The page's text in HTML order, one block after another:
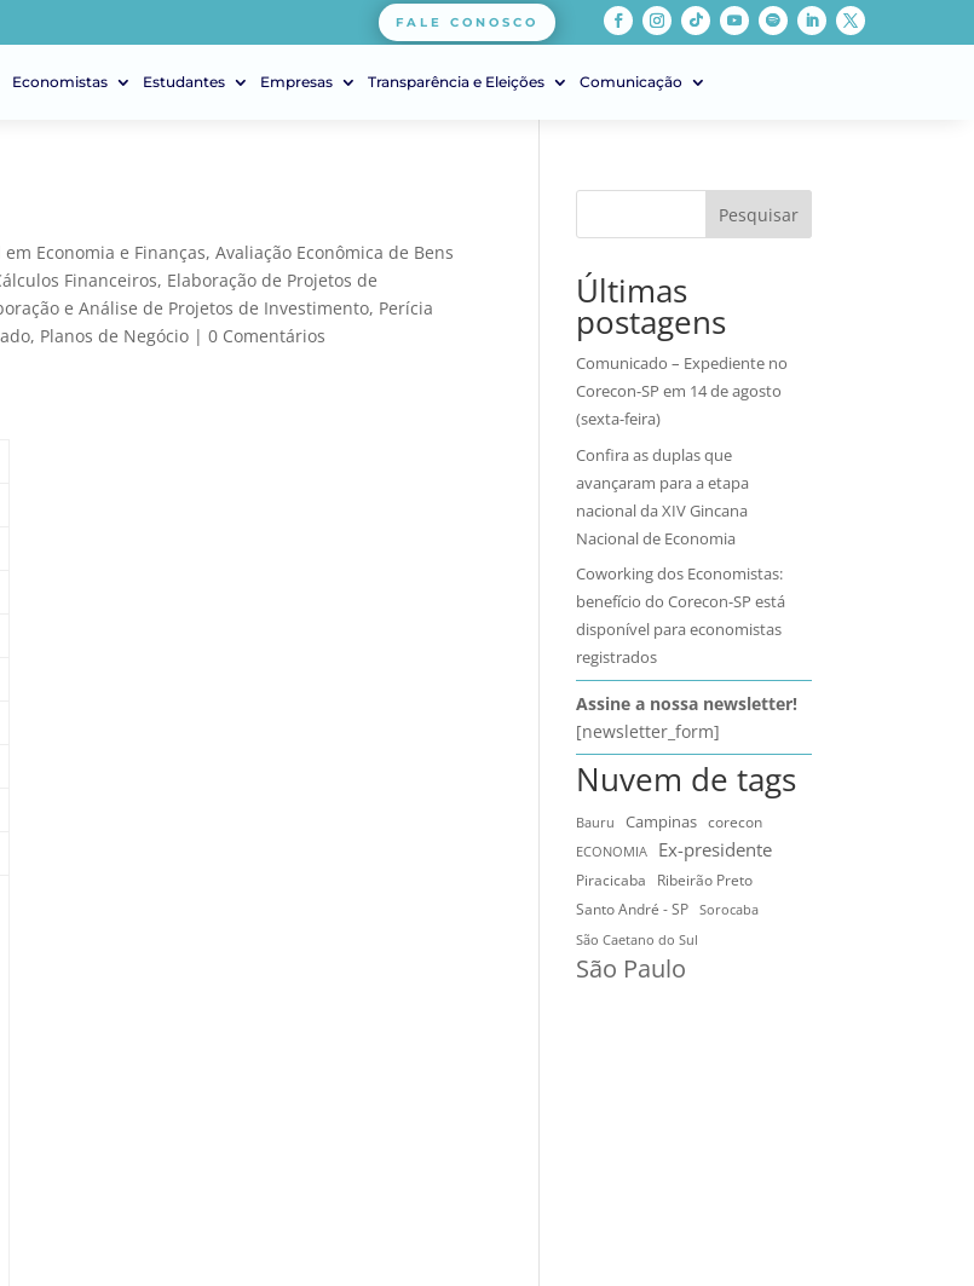
FALE CONOSCO
Economistas Estudantes Empresas Transparência e Eleições Comunicação
Economia e Finanças,Avaliação Econômica de Bens
Financeiros, Elaboração de Projetos de
e Análise de Projetos de Investimento, Perícia
, Planos de Negócio |0 Comentários
Pesquisar
Últimas
postagens
Comunicado – Expediente no
Corecon-SP em 14 de agosto
(sexta-feira)
Confira as duplas que
avançaram para a etapa
nacional da XIV Gincana
Nacional de Economia
Coworking dos Economistas:
benefício do Corecon-SP está
disponível para economistas
registrados
Assine a nossa newsletter!
[newsletter_form]
Nuvem de tags
Bauru Campinas
corecon
ECONOMIA
Ex-presidente
Piracicaba
Ribeirão Preto
Santo André - SP
Sorocaba
São Caetano do Sul
São Paulo